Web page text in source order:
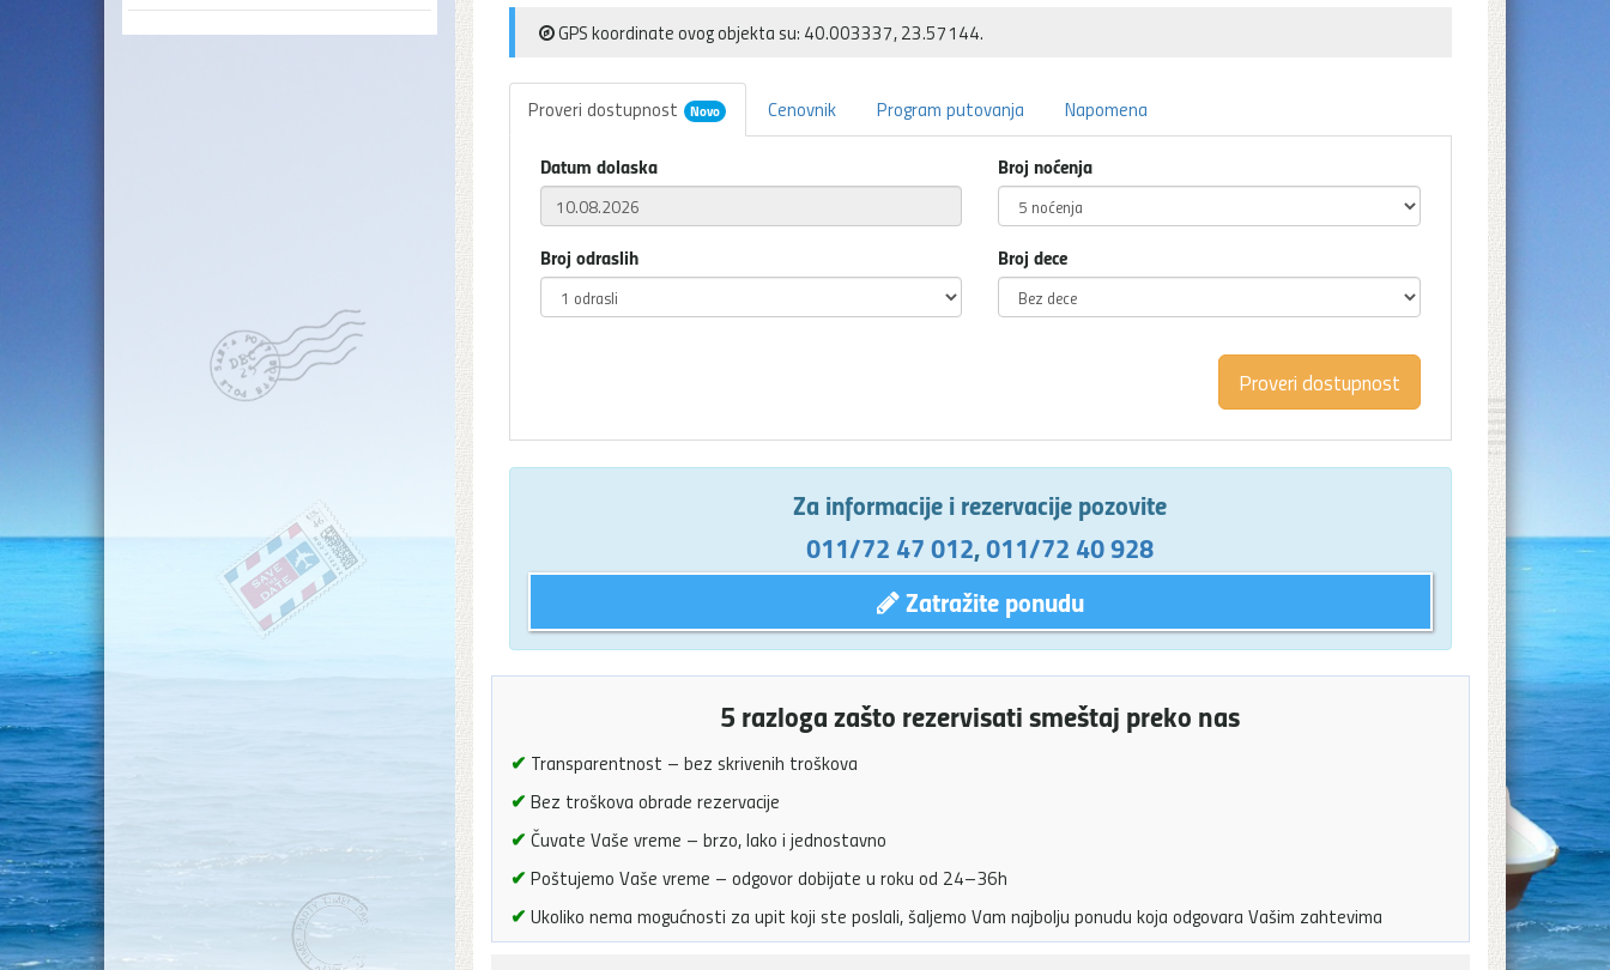
GPS koordinate ovog objekta su: 40.003337, 23.57144.
Proveri dostupnost Novo Cenovnik Program putovanja Napomena
Datum dolaska Broj noćenja
Broj odraslih Broj dece
Za informacije i rezervacije pozovite
011/72 47 012,011/72 40 928
Zatražite ponudu
5 razloga zašto rezervisati smeštaj preko nas
✔ Transparentnost – bez skrivenih troškova
✔ Bez troškova obrade rezervacije
✔ Čuvate Vaše vreme – brzo, lako i jednostavno
✔ Poštujemo Vaše vreme – odgovor dobijate u roku od 24–36h
✔ Ukoliko nema mogućnosti za upit koji ste poslali, šaljemo Vam najbolju ponudu koja odgovara Vašim zahtevima